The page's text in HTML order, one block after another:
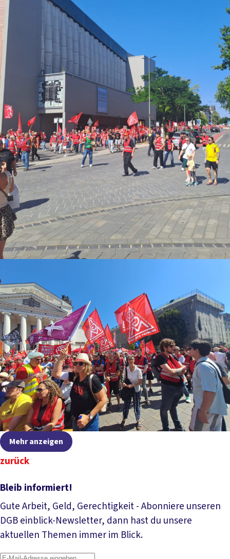
Mehr anzeigen
zurück
Bleib informiert!
Gute Arbeit, Geld, Gerechtigkeit - Abonniere unseren
DGB einblick-Newsletter, dann hast du unsere
aktuellen Themen immer im Blick.